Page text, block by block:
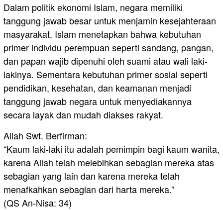
Dalam politik ekonomi Islam, negara memiliki
tanggung jawab besar untuk menjamin kesejahteraan
masyarakat. Islam menetapkan bahwa kebutuhan
primer individu perempuan seperti sandang, pangan,
dan papan wajib dipenuhi oleh suami atau wali laki-
lakinya. Sementara kebutuhan primer sosial seperti
pendidikan, kesehatan, dan keamanan menjadi
tanggung jawab negara untuk menyediakannya
secara layak dan mudah diakses rakyat.
Allah Swt. Berfirman:
“Kaum laki-laki itu adalah pemimpin bagi kaum wanita,
karena Allah telah melebihkan sebagian mereka atas
sebagian yang lain dan karena mereka telah
menafkahkan sebagian dari harta mereka.”
(QS An-Nisa: 34)